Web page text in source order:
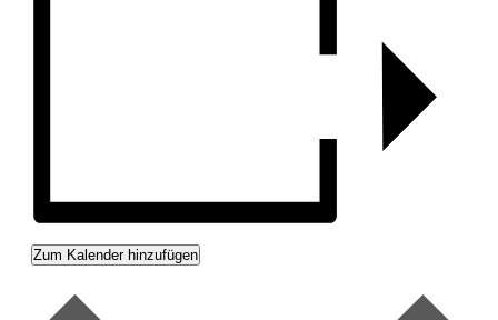
Zum Kalender hinzufügen